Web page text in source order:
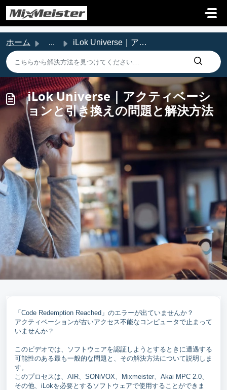
メインコンテンツに移動
ホーム ... iLok Universe｜アクティベーションと引き換えの問題と解決方法
iLok Universe｜アクティベーシ
ョンと引き換えの問題と解決方法
「Code Redemption Reached」のエラーが出ていませんか？
アクティベーションが古いアクセス不能なコンピュータで止まって
いませんか？
このビデオでは、ソフトウェアを認証しようとするときに遭遇する
可能性のある最も一般的な問題と、その解決方法について説明しま
す。
このプロセスは、AIR、SONiVOX、Mixmeister、Akai MPC 2.0、
その他、iLokを必要とするソフトウェアで使用することができま